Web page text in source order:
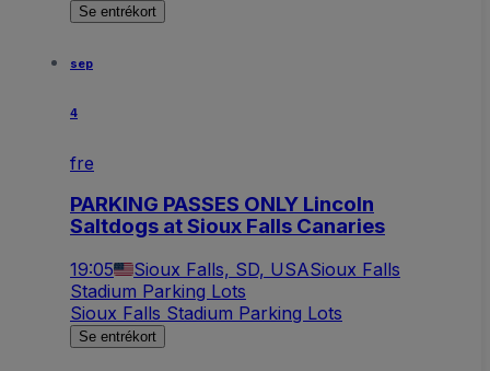
Se entrékort
sep
4
fre
PARKING PASSES ONLY Lincoln
Saltdogs at Sioux Falls Canaries
19:05 Sioux Falls, SD, USASioux Falls
Stadium Parking Lots
Sioux Falls Stadium Parking Lots
Se entrékort